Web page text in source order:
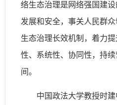
络生态治理是网络强国建
发展和安全，事关人民群
生态治理长效机制，着力
性、系统性、协同性，持
间。
中国政法大学教授时